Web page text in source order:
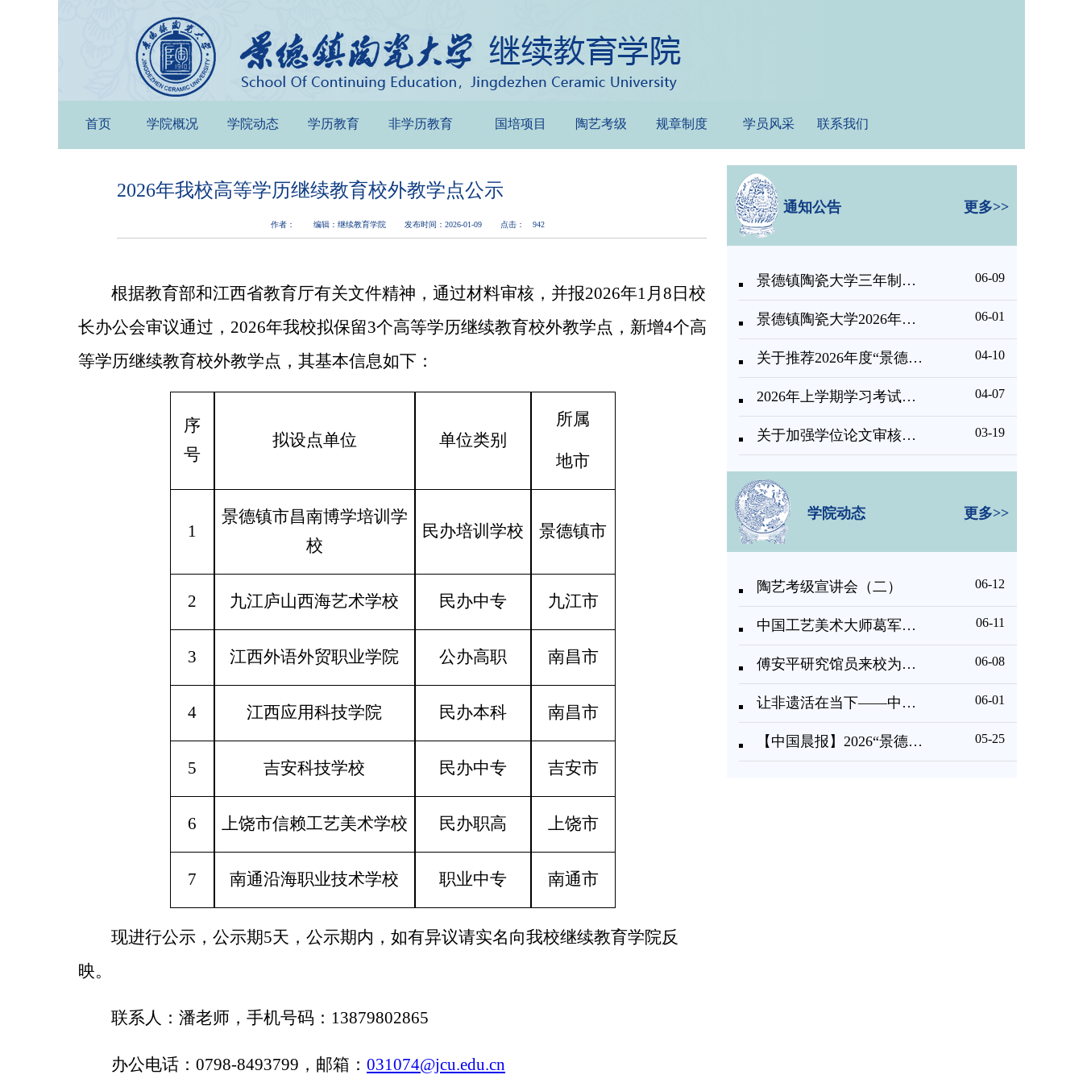
首页 学院概况 学院动态 学历教育 非学历教育 国培项目 陶艺考级 规章制度 学员风采 联系我们
2026年我校高等学历继续教育校外教学点公示
作者： 编辑：继续教育学院 发布时间：2026-01-09 点击： 942
根据教育部和江西省教育厅有关文件精神，通过材料审核，并报2026年1月8日 校
长办公会审议通过， 2026年我校拟保留3个高等学历继续教育校外教学点 ， 新增4个高
等学历继续教育校外教学点，其基本信息如下：
序
号
拟设点单位 单位类别
所属
地市
1
景德镇市昌南博学培训学
校
民办培训学校 景德镇市
2 九江庐山西海艺术学校 民办中专 九江市
3 江西外语外贸职业学院 公办高职 南昌市
4 江西应用科技学院 民办本科 南昌市
5 吉安科技学校 民办中专 吉安市
6 上饶市信赖工艺美术学校 民办职高 上饶市
7 南通沿海职业技术学校 职业中专 南通市
现进行公示，公示期5天 ，公示期内，如有异议请实名向我校继续教育学院反
映。
联系人：潘老师，手机号码： 13879802865
办公电话： 0798-8493799，邮箱： 031074@jcu.edu.cn
通知公告 更多>>
景德镇陶瓷大学三年制非学历教育技能 培训项目招生通知 06-09
景德镇陶瓷大学2026年进修招生简章 06-01
关于推荐2026年度“景德镇手工制瓷技艺（陶瓷雕塑、陶瓷装饰设计）”传承人研修班学员的函 04-10
2026年上学期学习考试通知 04-07
关于加强学位论文审核及规范指导工作的通知 03-19
学院动态 更多>>
陶艺考级宣讲会（二） 06-12
中国工艺美术大师葛军受邀为我校非遗研培班学员授课 06-11
傅安平研究馆员来校为非遗培训班讲授《非物质文化遗产的系统性保护》 06-08
让非遗活在当下——中国工艺美术大师李文跃为“景德镇手工制瓷技艺”研修班作专题讲座 06-01
【中国晨报】2026“景德镇手工制瓷技艺(陶瓷雕塑、陶瓷装饰设计)” 传承人研修班在景德镇陶瓷大学开班 05-25